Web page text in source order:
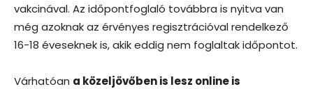
vakcinával. Az időpontfoglaló továbbra is nyitva van
még azoknak az érvényes regisztrációval rendelkező
16-18 éveseknek is, akik eddig nem foglaltak időpontot.
Várhatóan a közeljövőben is lesz online is